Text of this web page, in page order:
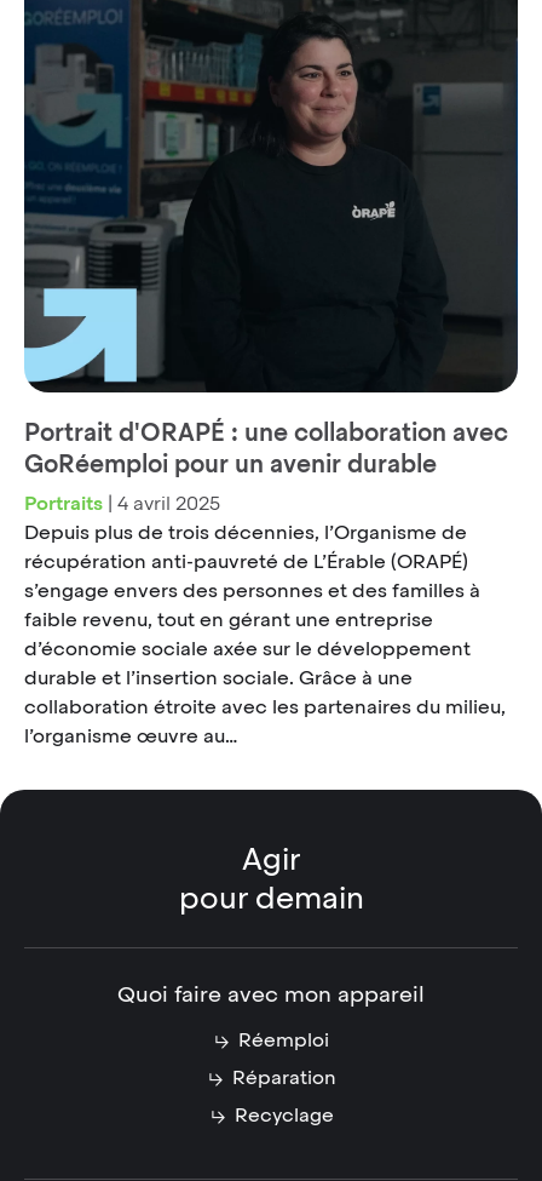
Portrait d'ORAPÉ : une collaboration avec
GoRéemploi pour un avenir durable
Portraits | 4 avril 2025
Depuis plus de trois décennies, l’Organisme de
récupération anti-pauvreté de L’Érable (ORAPÉ)
s’engage envers des personnes et des familles à
faible revenu, tout en gérant une entreprise
d’économie sociale axée sur le développement
durable et l’insertion sociale. Grâce à une
collaboration étroite avec les partenaires du milieu,
l’organisme œuvre au…
Agir
pour demain
Quoi faire avec mon appareil
Réemploi
Réparation
Recyclage